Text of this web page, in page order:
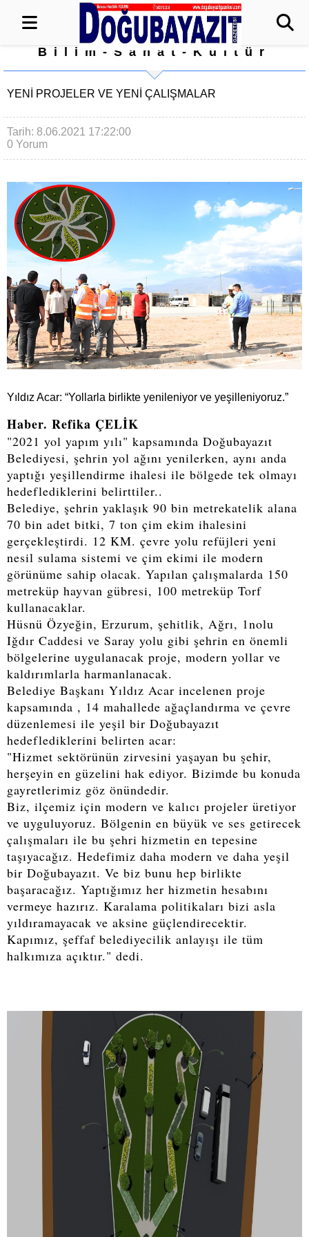
Bilim-Sanat-Kültür
YENİ PROJELER VE YENİ ÇALIŞMALAR
Tarih: 8.06.2021 17:22:00
0 Yorum
Yıldız Acar: “Yollarla birlikte yenileniyor ve yeşilleniyoruz.”
Haber. Refika ÇELİK
"2021 yol yapım yılı" kapsamında Doğubayazıt
Belediyesi, şehrin yol ağını yenilerken, aynı anda
yaptığı yeşillendirme ihalesi ile bölgede tek olmayı
hedeflediklerini belirttiler..
Belediye, şehrin yaklaşık 90 bin metrekatelik alana
70 bin adet bitki, 7 ton çim ekim ihalesini
gerçekleştirdi. 12 KM. çevre yolu refüjleri yeni
nesil sulama sistemi ve çim ekimi ile modern
görünüme sahip olacak. Yapılan çalışmalarda 150
metreküp hayvan gübresi, 100 metreküp Torf
kullanacaklar.
Hüsnü Özyeğin, Erzurum, şehitlik, Ağrı, 1nolu
Iğdır Caddesi ve Saray yolu gibi şehrin en önemli
bölgelerine uygulanacak proje, modern yollar ve
kaldırımlarla harmanlanacak.
Belediye Başkanı Yıldız Acar incelenen proje
kapsamında , 14 mahallede ağaçlandırma ve çevre
düzenlemesi ile yeşil bir Doğubayazıt
hedeflediklerini belirten acar:
"Hizmet sektörünün zirvesini yaşayan bu şehir,
herşeyin en güzelini hak ediyor. Bizimde bu konuda
gayretlerimiz göz önündedir.
Biz, ilçemiz için modern ve kalıcı projeler üretiyor
ve uyguluyoruz. Bölgenin en büyük ve ses getirecek
çalışmaları ile bu şehri hizmetin en tepesine
taşıyacağız. Hedefimiz daha modern ve daha yeşil
bir Doğubayazıt. Ve biz bunu hep birlikte
başaracağız. Yaptığımız her hizmetin hesabını
vermeye hazırız. Karalama politikaları bizi asla
yıldıramayacak ve aksine güçlendirecektir.
Kapımız, şeffaf belediyecilik anlayışı ile tüm
halkımıza açıktır." dedi.